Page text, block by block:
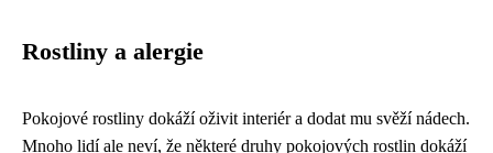
Rostliny a alergie
Pokojové rostliny dokáží oživit interiér a dodat mu svěží nádech.
Mnoho lidí ale neví, že některé druhy pokojových rostlin dokáží